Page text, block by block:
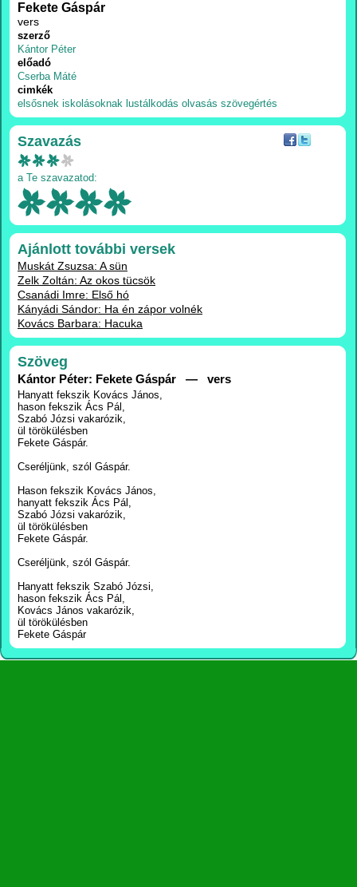
Fekete Gáspár
vers
szerző
Kántor Péter
előadó
Cserba Máté
cimkék
elsősnek iskolásoknak lustálkodás olvasás szövegértés
Szavazás
a Te szavazatod:
Ajánlott további versek
Muskát Zsuzsa: A sün
Zelk Zoltán: Az okos tücsök
Csanádi Imre: Első hó
Kányádi Sándor: Ha én zápor volnék
Kovács Barbara: Hacuka
Szöveg
Kántor Péter: Fekete Gáspár — vers
Hanyatt fekszik Kovács János,
hason fekszik Ács Pál,
Szabó Józsi vakarózik,
ül törökülésben
Fekete Gáspár.
Cseréljünk, szól Gáspár.
Hason fekszik Kovács János,
hanyatt fekszik Ács Pál,
Szabó Józsi vakarózik,
ül törökülésben
Fekete Gáspár.
Cseréljünk, szól Gáspár.
Hanyatt fekszik Szabó Józsi,
hason fekszik Ács Pál,
Kovács János vakarózik,
ül törökülésben
Fekete Gáspár